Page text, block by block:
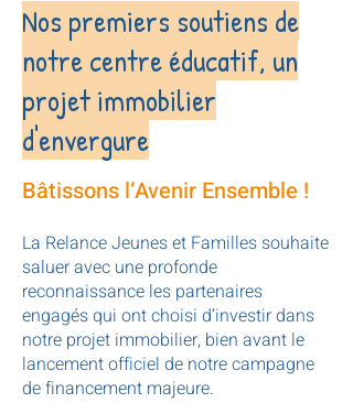
Nos premiers soutiens de
notre centre éducatif, un
projet immobilier
d'envergure
Bâtissons l‘Avenir Ensemble !
La Relance Jeunes et Familles souhaite
saluer avec une profonde
reconnaissance les partenaires
engagés qui ont choisi d’investir dans
notre projet immobilier, bien avant le
lancement officiel de notre campagne
de financement majeure.